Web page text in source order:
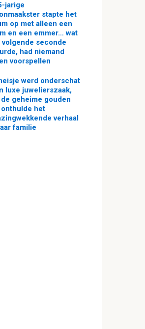
jarige
stapte het
op met alleen een
en een emmer… wat
volgende seconde
had niemand
voorspellen
werd onderschat
luxe juwelierszaak,
de geheime gouden
onthulde het
verhaal
familie